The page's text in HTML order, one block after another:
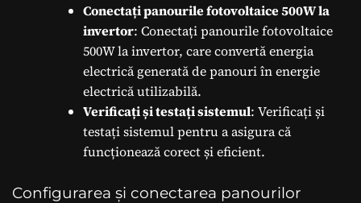
Conectați panourile fotovoltaice 500W la
invertor: Conectați panourile fotovoltaice
500W la invertor, care convertă energia
electrică generată de panouri în energie
electrică utilizabilă.
Verificați și testați sistemul: Verificați și
testați sistemul pentru a asigura că
funcționează corect și eficient.
Configurarea și conectarea panourilor